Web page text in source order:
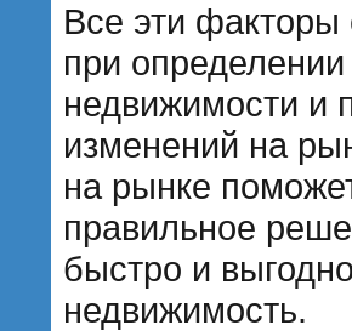
Все эти факторы
при
недвижимости и
изменений на
на рынке
правильное
быстро и
недвижимость.